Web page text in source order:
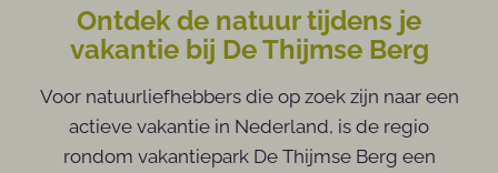
Ontdek de natuur tijdens je
vakantie bij De Thijmse Berg
Voor natuurliefhebbers die op zoek zijn naar een
actieve vakantie in Nederland, is de regio
rondom vakantiepark De Thijmse Berg een